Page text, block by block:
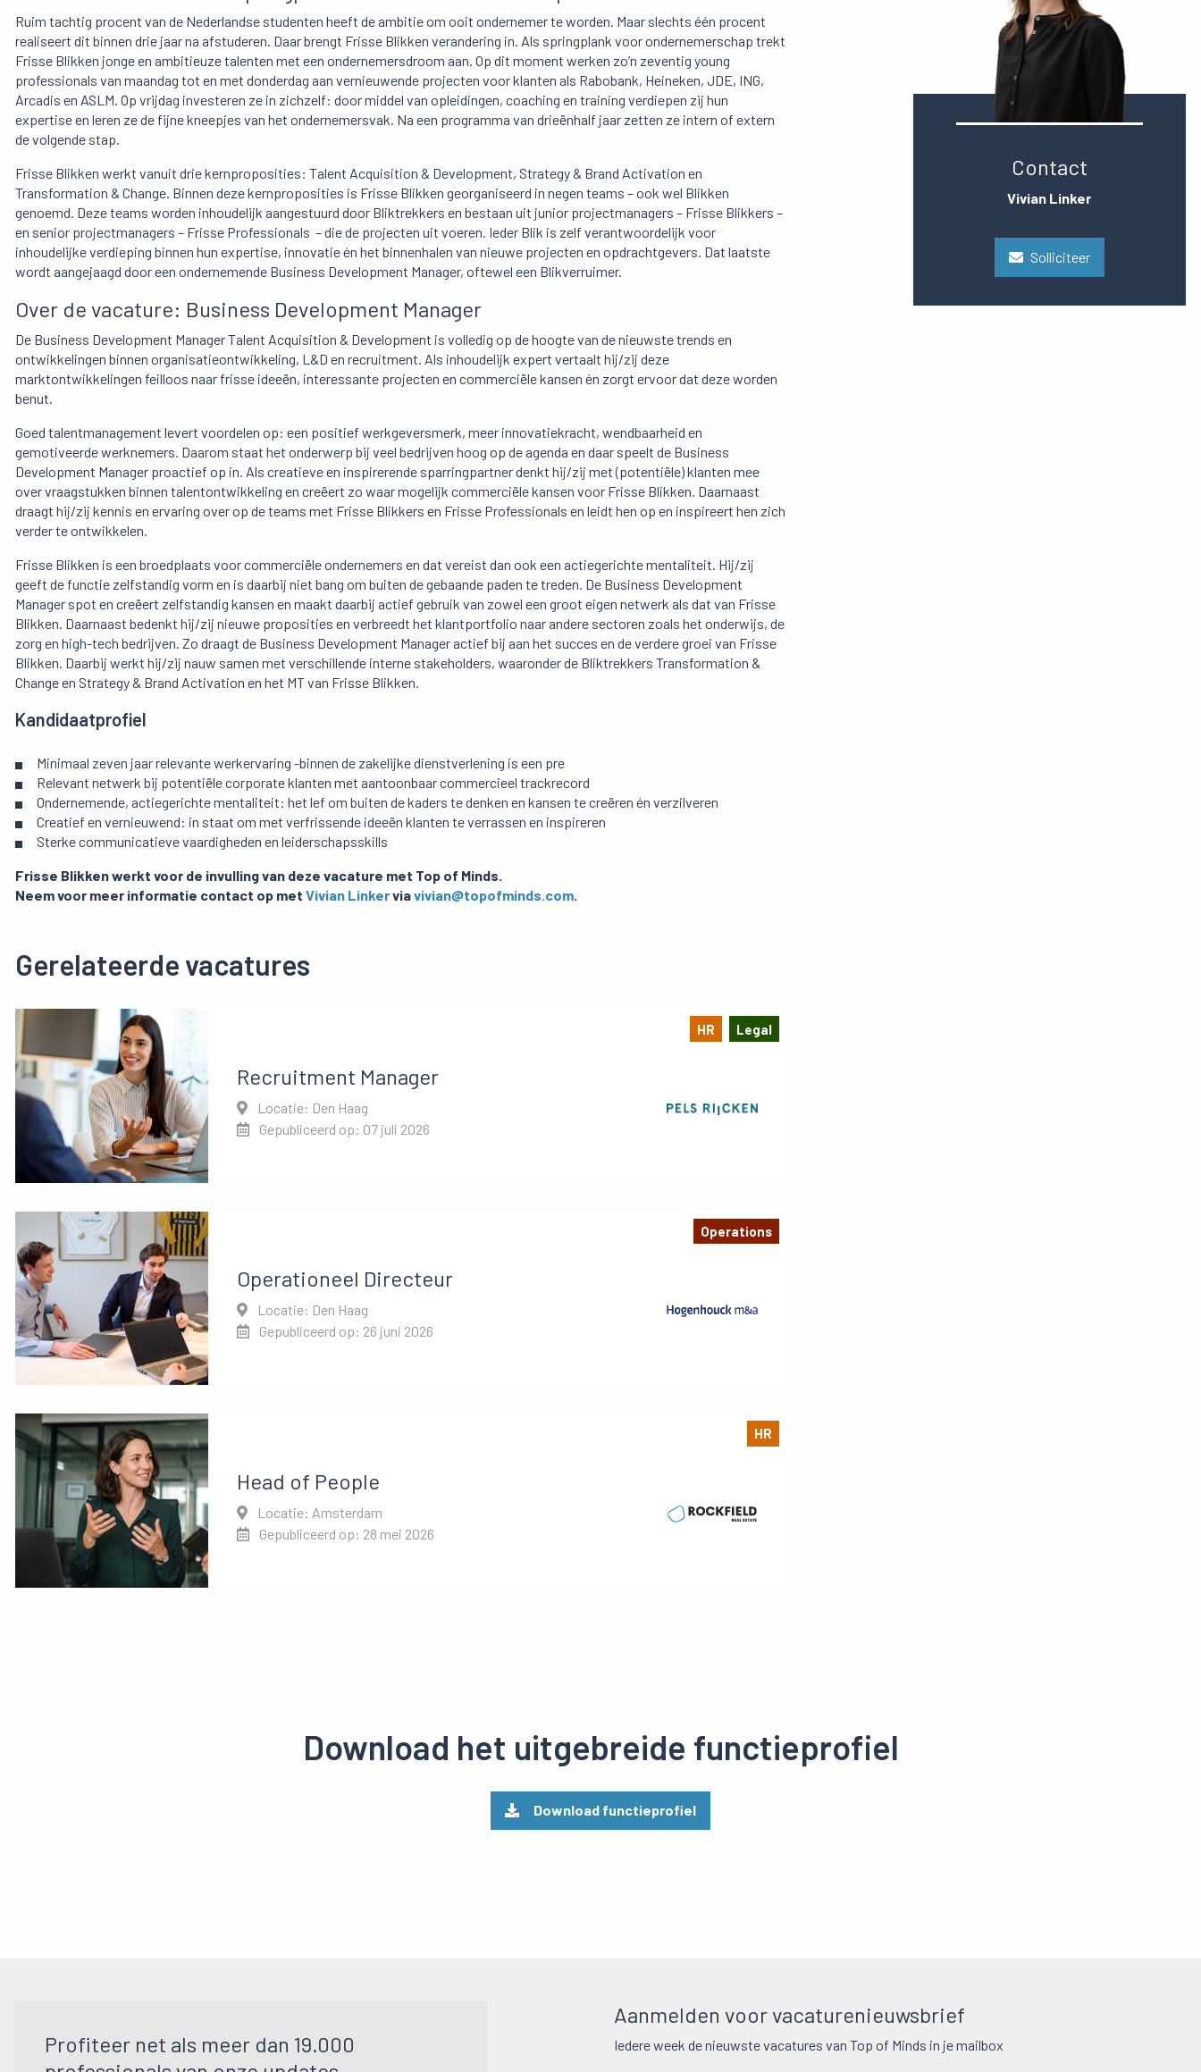
Ruim tachtig procent van de Nederlandse studenten heeft de ambitie om ooit ondernemer te worden. Maar slechts één procent
realiseert dit binnen drie jaar na afstuderen. Daar brengt Frisse Blikken verandering in. Als springplank voor ondernemerschap trekt
Frisse Blikken jonge en ambitieuze talenten met een ondernemersdroom aan. Op dit moment werken zo’n zeventig young
professionals van maandag tot en met donderdag aan vernieuwende projecten voor klanten als Rabobank, Heineken, JDE, ING,
Arcadis en ASLM. Op vrijdag investeren ze in zichzelf: door middel van opleidingen, coaching en training verdiepen zij hun
expertise en leren ze de fijne kneepjes van het ondernemersvak. Na een programma van drieënhalf jaar zetten ze intern of extern
de volgende stap.
Frisse Blikken werkt vanuit drie kernproposities: Talent Acquisition & Development, Strategy & Brand Activation en
Transformation & Change. Binnen deze kernproposities is Frisse Blikken georganiseerd in negen teams – ook wel Blikken
genoemd. Deze teams worden inhoudelijk aangestuurd door Bliktrekkers en bestaan uit junior projectmanagers – Frisse Blikkers –
en senior projectmanagers – Frisse Professionals – die de projecten uit voeren. Ieder Blik is zelf verantwoordelijk voor
inhoudelijke verdieping binnen hun expertise, innovatie én het binnenhalen van nieuwe projecten en opdrachtgevers. Dat laatste
wordt aangejaagd door een ondernemende Business Development Manager, oftewel een Blikverruimer.
Over de vacature: Business Development Manager
De Business Development Manager Talent Acquisition & Development is volledig op de hoogte van de nieuwste trends en
ontwikkelingen binnen organisatieontwikkeling, L&D en recruitment. Als inhoudelijk expert vertaalt hij/zij deze
marktontwikkelingen feilloos naar frisse ideeën, interessante projecten en commerciële kansen én zorgt ervoor dat deze worden
benut.
Goed talentmanagement levert voordelen op: een positief werkgeversmerk, meer innovatiekracht, wendbaarheid en
gemotiveerde werknemers. Daarom staat het onderwerp bij veel bedrijven hoog op de agenda en daar speelt de Business
Development Manager proactief op in. Als creatieve en inspirerende sparringpartner denkt hij/zij met (potentiële) klanten mee
over vraagstukken binnen talentontwikkeling en creëert zo waar mogelijk commerciële kansen voor Frisse Blikken. Daarnaast
draagt hij/zij kennis en ervaring over op de teams met Frisse Blikkers en Frisse Professionals en leidt hen op en inspireert hen zich
verder te ontwikkelen.
Frisse Blikken is een broedplaats voor commerciële ondernemers en dat vereist dan ook een actiegerichte mentaliteit. Hij/zij
geeft de functie zelfstandig vorm en is daarbij niet bang om buiten de gebaande paden te treden. De Business Development
Manager spot en creëert zelfstandig kansen en maakt daarbij actief gebruik van zowel een groot eigen netwerk als dat van Frisse
Blikken. Daarnaast bedenkt hij/zij nieuwe proposities en verbreedt het klantportfolio naar andere sectoren zoals het onderwijs, de
zorg en high-tech bedrijven. Zo draagt de Business Development Manager actief bij aan het succes en de verdere groei van Frisse
Blikken. Daarbij werkt hij/zij nauw samen met verschillende interne stakeholders, waaronder de Bliktrekkers Transformation &
Change en Strategy & Brand Activation en het MT van Frisse Blikken.
Kandidaatprofiel
Minimaal zeven jaar relevante werkervaring -binnen de zakelijke dienstverlening is een pre
Relevant netwerk bij potentiële corporate klanten met aantoonbaar commercieel trackrecord
Ondernemende, actiegerichte mentaliteit: het lef om buiten de kaders te denken en kansen te creëren én verzilveren
Creatief en vernieuwend: in staat om met verfrissende ideeën klanten te verrassen en inspireren
Sterke communicatieve vaardigheden en leiderschapsskills
Frisse Blikken werkt voor de invulling van deze vacature met Top of Minds.
Neem voor meer informatie contact op met Vivian Linkerviavivian@topofminds.com.
Gerelateerde vacatures
HR Legal
Recruitment Manager
Locatie: Den Haag
Gepubliceerd op: 07 juli 2026
Operations
Operationeel Directeur
Locatie: Den Haag
Gepubliceerd op: 26 juni 2026
HR
Head of People
Locatie: Amsterdam
Gepubliceerd op: 28 mei 2026
Contact
Vivian Linker
Solliciteer
Download het uitgebreide functieprofiel
Download functieprofiel
Profiteer net als meer dan 19.000
Aanmelden voor vacaturenieuwsbrief
Iedere week de nieuwste vacatures van Top of Minds in je mailbox